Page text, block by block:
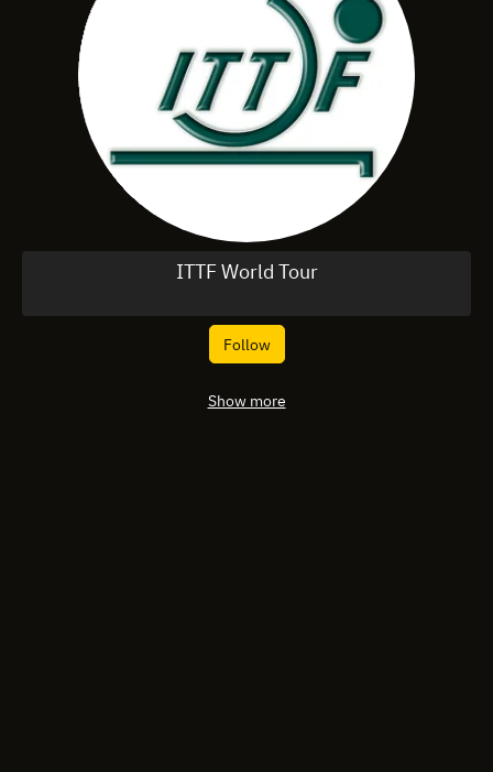
ITTF World Tour
Follow
Show more